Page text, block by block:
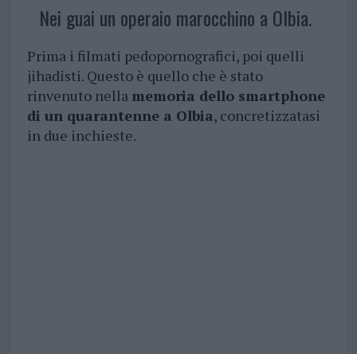
Nei guai un operaio marocchino a Olbia.
Prima i filmati pedopornografici, poi quelli
jihadisti. Questo è quello che è stato
rinvenuto nella memoria dello smartphone
di un quarantenne a Olbia, concretizzatasi
in due inchieste.